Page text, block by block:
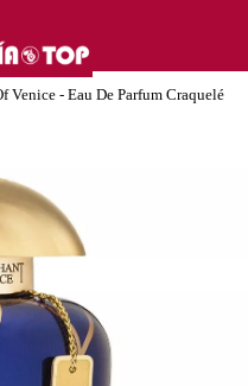
Venice - Eau De Parfum Craquelé